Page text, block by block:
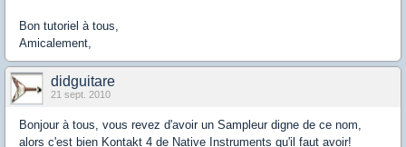
Bon tutoriel à tous,
Amicalement,
didguitare
21 sept. 2010
Bonjour à tous, vous revez d'avoir un Sampleur digne de ce nom,
alors c'est bien Kontakt 4 de Native Instruments qu'il faut avoir!